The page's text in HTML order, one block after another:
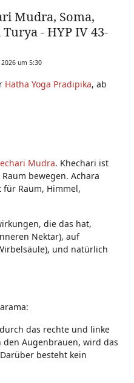
Mudra, Soma,
- HYP IV 43-
um 5:30
Hatha Yoga Pradipika, ab
Mudra. Khechari ist
bewegen. Achara
Raum, Himmel,
die das hat,
Nektar), auf
und natürlich
das rechte und linke
den Augenbrauen, wird das
besteht kein